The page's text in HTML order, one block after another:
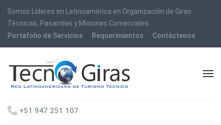
Somos Líderes en Latinoamérica en Organización de Giras
Técnicas, Pasantías y Misiones Comerciales
Portafolio de Servicios
Requerimientos Contáctenos
+51 947 251 107